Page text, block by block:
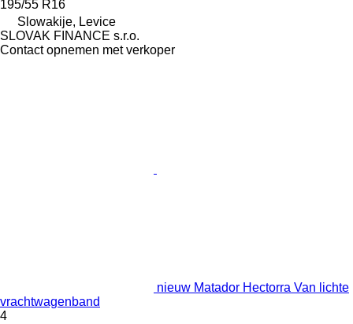
195/55 R16
Slowakije, Levice
SLOVAK FINANCE s.r.o.
Contact opnemen met verkoper
nieuw Matador Hectorra Van lichte
vrachtwagenband
4